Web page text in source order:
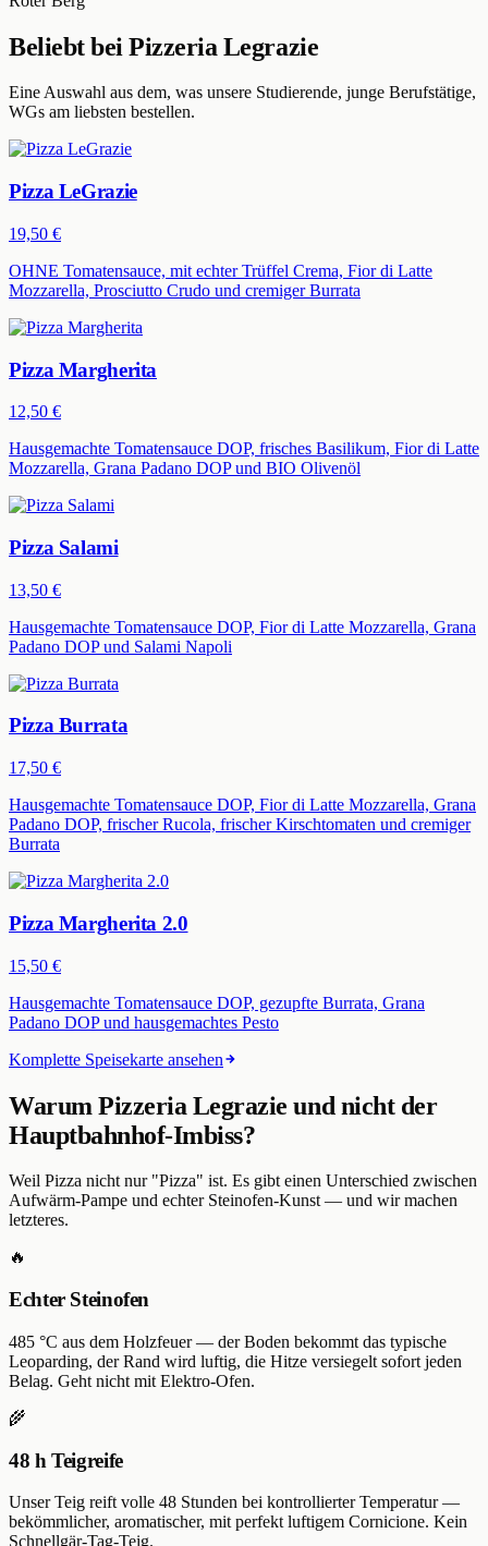
Beliebt beiPizzeria Legrazie
Eine Auswahl aus dem, was unsere Studierende, junge Berufstätige,
WGs am liebsten bestellen.
Pizza LeGrazie
19,50 €
OHNE Tomatensauce, mit echter Trüffel Crema, Fior di Latte
Mozzarella, Prosciutto Crudo und cremiger Burrata
Pizza Margherita
12,50 €
Hausgemachte Tomatensauce DOP, frisches Basilikum, Fior di Latte
Mozzarella, Grana Padano DOP und BIO Olivenöl
Pizza Salami
13,50 €
Hausgemachte Tomatensauce DOP, Fior di Latte Mozzarella, Grana
Padano DOP und Salami Napoli
Pizza Burrata
17,50 €
Hausgemachte Tomatensauce DOP, Fior di Latte Mozzarella, Grana
Padano DOP, frischer Rucola, frischer Kirschtomaten und cremiger
Burrata
Pizza Margherita 2.0
15,50 €
Hausgemachte Tomatensauce DOP, gezupfte Burrata, Grana
Padano DOP und hausgemachtes Pesto
Komplette Speisekarte ansehen
WarumPizzeria Legrazie und nicht der
Hauptbahnhof-Imbiss?
Weil Pizza nicht nur "Pizza" ist. Es gibt einen Unterschied zwischen
Aufwärm-Pampe und echter Steinofen-Kunst — und wir machen
letzteres.
🔥
Echter Steinofen
485 °C aus dem Holzfeuer — der Boden bekommt das typische
Leoparding, der Rand wird luftig, die Hitze versiegelt sofort jeden
Belag. Geht nicht mit Elektro-Ofen.
🌾
48 h Teigreife
Unser Teig reift volle 48 Stunden bei kontrollierter Temperatur —
bekömmlicher, aromatischer, mit perfekt luftigem Cornicione. Kein
Schnellgär-Tag-Teig.